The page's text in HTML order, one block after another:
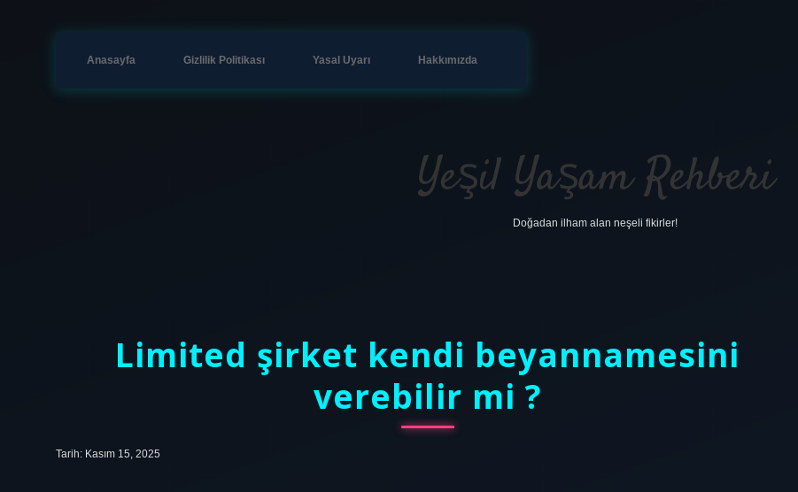
Anasayfa Gizlilik Politikası Yasal Uyarı Hakkımızda
Yeşil Yaşam Rehberi
Doğadan ilham alan neşeli fikirler!
Limited şirket kendi beyannamesini
verebilir mi ?
Tarih: Kasım 15, 2025